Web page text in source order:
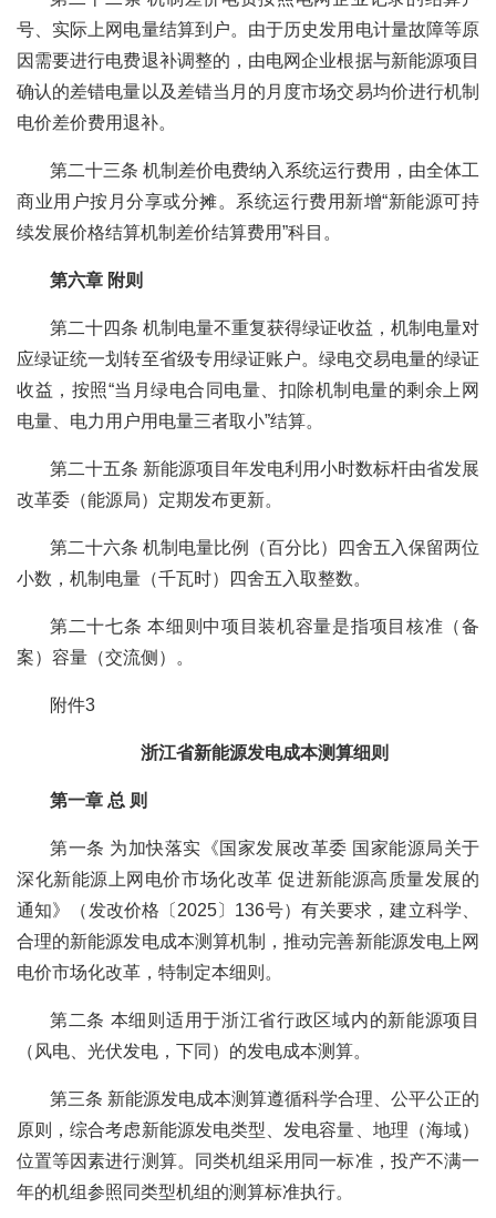
号、实际上网电量结算到户。由于历史发用电计量故障等原
因需要进行电费退补调整的，由电网企业根据与新能源项目
确认的差错电量以及差错当月的月度市场交易均价进行机制
电价差价费用退补。
第二十三条 机制差价电费纳入系统运行费用，由全体工
商业用户按月分享或分摊。系统运行费用新增“新能源可持
续发展价格结算机制差价结算费用”科目。
第六章 附则
第二十四条 机制电量不重复获得绿证收益，机制电量对
应绿证统一划转至省级专用绿证账户。绿电交易电量的绿证
收益，按照“当月绿电合同电量、扣除机制电量的剩余上网
电量、电力用户用电量三者取小”结算。
第二十五条 新能源项目年发电利用小时数标杆由省发展
改革委（能源局）定期发布更新。
第二十六条 机制电量比例（百分比）四舍五入保留两位
小数，机制电量（千瓦时）四舍五入取整数。
第二十七条 本细则中项目装机容量是指项目核准（备
案）容量（交流侧）。
附件3
浙江省新能源发电成本测算细则
第一章 总 则
第一条 为加快落实《国家发展改革委 国家能源局关于
深化新能源上网电价市场化改革 促进新能源高质量发展的
通知》（发改价格〔2025〕136号）有关要求，建立科学、
合理的新能源发电成本测算机制，推动完善新能源发电上网
电价市场化改革，特制定本细则。
第二条 本细则适用于浙江省行政区域内的新能源项目
（风电、光伏发电，下同）的发电成本测算。
第三条 新能源发电成本测算遵循科学合理、公平公正的
原则，综合考虑新能源发电类型、发电容量、地理（海域）
位置等因素进行测算。同类机组采用同一标准，投产不满一
年的机组参照同类型机组的测算标准执行。